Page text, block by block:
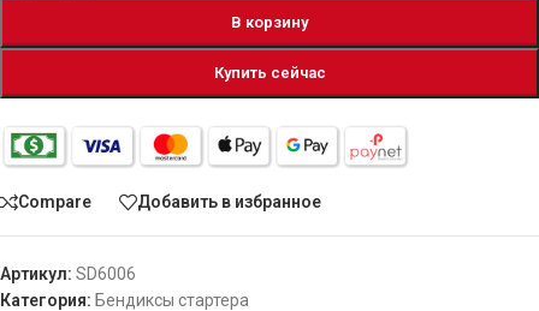
В корзину
Купить сейчас
Compare Добавить в избранное
Артикул: SD6006
Категория: Бендиксы стартера